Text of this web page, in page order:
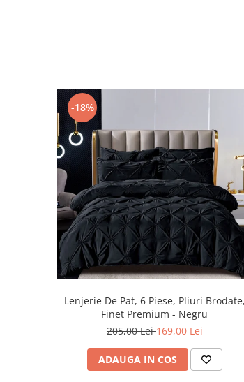
-18%
Lenjerie De Pat, 6 Piese, Pliuri Brodate,
Finet Premium - Negru
205,00 Lei169,00 Lei
ADAUGA IN COS